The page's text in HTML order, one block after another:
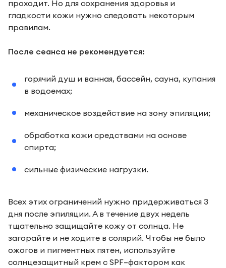
проходит. Но для сохранения здоровья и
гладкости кожи нужно следовать некоторым
правилам.
После сеанса не рекомендуется:
горячий душ и ванная, бассейн, сауна, купания
в водоемах;
механическое воздействие на зону эпиляции;
обработка кожи средствами на основе
спирта;
сильные физические нагрузки.
Всех этих ограничений нужно придерживаться 3
дня после эпиляции. А в течение двух недель
тщательно защищайте кожу от солнца. Не
загорайте и не ходите в солярий. Чтобы не было
ожогов и пигментных пятен, используйте
солнцезащитный крем с SPF–фактором как